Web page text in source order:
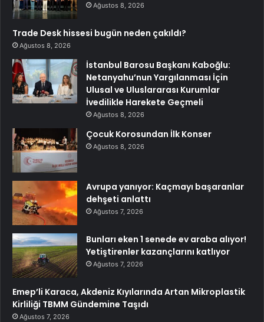
Ağustos 8, 2026
Trade Desk hissesi bugün neden çakıldı?
Ağustos 8, 2026
İstanbul Barosu Başkanı Kaboğlu:
Netanyahu’nun Yargılanması İçin
Ulusal ve Uluslararası Kurumlar
İvedilikle Harekete Geçmeli
Ağustos 8, 2026
Çocuk Korosundan İlk Konser
Ağustos 8, 2026
Avrupa yanıyor: Kaçmayı başaranlar
dehşeti anlattı
Ağustos 7, 2026
Bunları eken 1 senede ev araba alıyor!
Yetiştirenler kazançlarını katlıyor
Ağustos 7, 2026
Emep’li Karaca, Akdeniz Kıyılarında Artan Mikroplastik
Kirliliği TBMM Gündemine Taşıdı
Ağustos 7, 2026